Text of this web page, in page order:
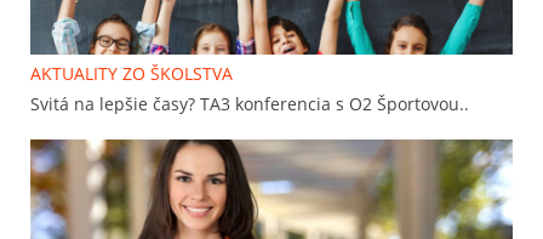
AKTUALITY ZO ŠKOLSTVA
Svitá na lepšie časy? TA3 konferencia s O2 Športovou..